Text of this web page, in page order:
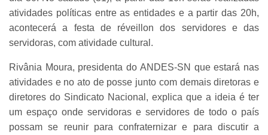
atividades políticas entre as entidades e a partir das 20h,
acontecerá a festa de réveillon dos servidores e das
servidoras, com atividade cultural.
Rivânia Moura, presidenta do ANDES-SN que estará nas
atividades e no ato de posse junto com demais diretoras e
diretores do Sindicato Nacional, explica que a ideia é ter
um espaço onde servidoras e servidores de todo o país
possam se reunir para confraternizar e para discutir a